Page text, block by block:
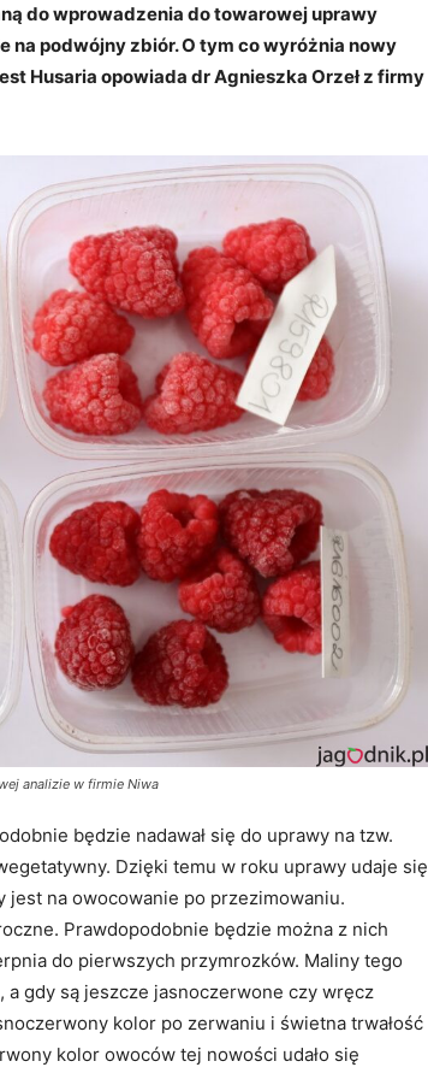
do wprowadzenia do towarowej uprawy
na podwójny zbiór. O tym co wyróżnia nowy
Husaria opowiada dr Agnieszka Orzeł z firmy
analizie w firmie Niwa
będzie nadawał się do uprawy na tzw.
Dzięki temu w roku uprawy udaje się
jest na owocowanie po przezimowaniu.
Prawdopodobnie będzie można z nich
do pierwszych przymrozków. Maliny tego
a gdy są jeszcze jasnoczerwone czy wręcz
kolor po zerwaniu i świetna trwałość
kolor owoców tej nowości udało się